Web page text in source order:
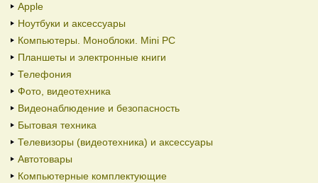
Apple
Ноутбуки и аксессуары
Компьютеры. Моноблоки. Mini PC
Планшеты и электронные книги
Телефония
Фото, видеотехника
Видеонаблюдение и безопасность
Бытовая техника
Телевизоры (видеотехника) и аксессуары
Автотовары
Компьютерные комплектующие